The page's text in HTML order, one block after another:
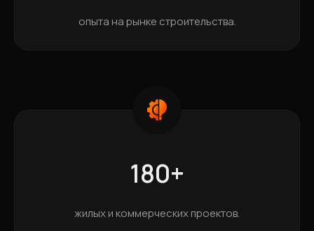
опыта на рынке строительства.
180+
жилых и коммерческих проектов.